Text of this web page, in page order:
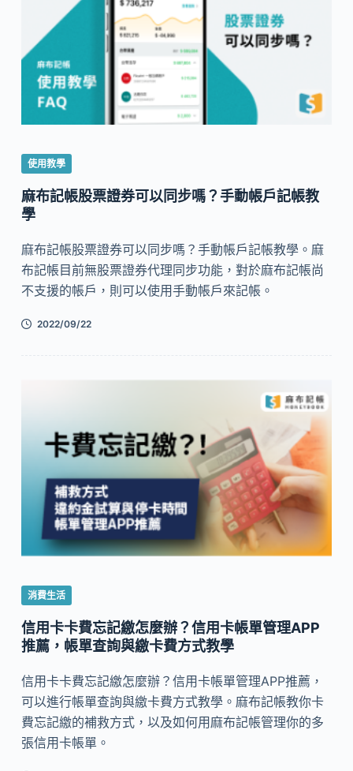
使用教學
麻布記帳股票證券可以同步嗎？手動帳戶記帳教
學
麻布記帳股票證券可以同步嗎？手動帳戶記帳教學。麻
布記帳目前無股票證券代理同步功能，對於麻布記帳尚
不支援的帳戶，則可以使用手動帳戶來記帳。
2022/09/22
消費生活
信用卡卡費忘記繳怎麼辦？信用卡帳單管理APP
推薦，帳單查詢與繳卡費方式教學
信用卡卡費忘記繳怎麼辦？信用卡帳單管理APP推薦，
可以進行帳單查詢與繳卡費方式教學。麻布記帳教你卡
費忘記繳的補救方式，以及如何用麻布記帳管理你的多
張信用卡帳單。